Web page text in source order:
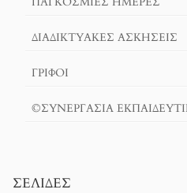
ΔΙΑΔΙΚΤΥΑΚΈΣ ΑΣΚΉΣΕΙΣ
ΓΡΙΦΟΙ
©ΣΥΝΕΡΓΑΣΙΑ
ΣΕΛΊΔΕΣ